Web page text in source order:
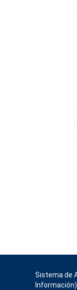
Sistema de
Información)